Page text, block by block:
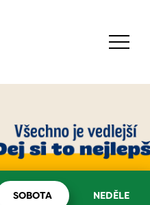
SOBOTA NEDĚLE